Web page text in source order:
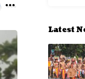
Latest